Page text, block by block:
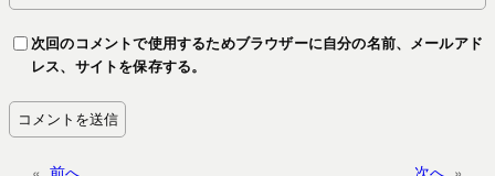
次回のコメントで使用するためブラウザーに自分の名前、メールアド
レス、サイトを保存する。
« 前へ 次へ »